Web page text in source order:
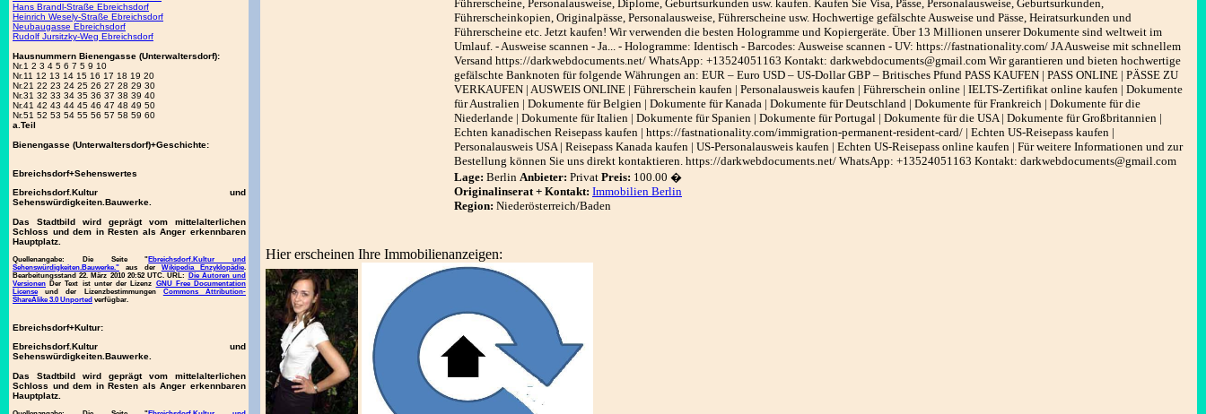
Hans Brandl-Straße Ebreichsdorf
Heinrich Wesely-Straße Ebreichsdorf
Neubaugasse Ebreichsdorf
Rudolf Jursitzky-Weg Ebreichsdorf
Hausnummern Bienengasse (Unterwaltersdorf):
Nr.1 2 3 4 5 6 7 5 9 10
Nr.11 12 13 14 15 16 17 18 19 20
Nr.21 22 23 24 25 26 27 28 29 30
Nr.31 32 33 34 35 36 37 38 39 40
Nr.41 42 43 44 45 46 47 48 49 50
Nr.51 52 53 54 55 56 57 58 59 60
a.Teil
Bienengasse (Unterwaltersdorf)+Geschichte:
Ebreichsdorf+Sehenswertes
Ebreichsdorf.Kultur und
Sehenswürdigkeiten.Bauwerke.
Das Stadtbild wird geprägt vom mittelalterlichen
Schloss und dem in Resten als Anger erkennbaren
Hauptplatz.
Quellenangabe: Die Seite "Ebreichsdorf.Kultur und
Sehenswürdigkeiten.Bauwerke." aus der Wikipedia Enzyklopädie.
Bearbeitungsstand 22. März 2010 20:52 UTC. URL:
Die Autoren und
Versionen Der Text ist unter der Lizenz GNU Free Documentation
Licenseund der Lizenzbestimmungen Commons Attribution-
ShareAlike 3.0 Unported verfügbar.
Ebreichsdorf+Kultur:
Ebreichsdorf.Kultur und
Sehenswürdigkeiten.Bauwerke.
Das Stadtbild wird geprägt vom mittelalterlichen
Schloss und dem in Resten als Anger erkennbaren
Hauptplatz.
Führerscheine, Personalausweise, Diplome, Geburtsurkunden usw. kaufen. Kaufen Sie Visa, Pässe, Personalausweise, Geburtsurkunden,
Führerscheinkopien, Originalpässe, Personalausweise, Führerscheine usw. Hochwertige gefälschte Ausweise und Pässe, Heiratsurkunden und
Führerscheine etc. Jetzt kaufen! Wir verwenden die besten Hologramme und Kopiergeräte. Über 13 Millionen unserer Dokumente sind weltweit im
Umlauf. - Ausweise scannen - Ja... - Hologramme: Identisch - Barcodes: Ausweise scannen - UV: https://fastnationality.com/ JA Ausweise mit schnellem
Versand https://darkwebdocuments.net/ WhatsApp: +13524051163 Kontakt: darkwebdocuments@gmail.com Wir garantieren und bieten hochwertige
gefälschte Banknoten für folgende Währungen an: EUR – Euro USD – US-Dollar GBP – Britisches Pfund PASS KAUFEN | PASS ONLINE | PÄSSE ZU
VERKAUFEN | AUSWEIS ONLINE | Führerschein kaufen | Personalausweis kaufen | Führerschein online | IELTS-Zertifikat online kaufen | Dokumente
für Australien | Dokumente für Belgien | Dokumente für Kanada | Dokumente für Deutschland | Dokumente für Frankreich | Dokumente für die
Niederlande | Dokumente für Italien | Dokumente für Spanien | Dokumente für Portugal | Dokumente für die USA | Dokumente für Großbritannien |
Echten kanadischen Reisepass kaufen | https://fastnationality.com/immigration-permanent-resident-card/ | Echten US-Reisepass kaufen |
Personalausweis USA | Reisepass Kanada kaufen | US-Personalausweis kaufen | Echten US-Reisepass online kaufen | Für weitere Informationen und zur
Bestellung können Sie uns direkt kontaktieren. https://darkwebdocuments.net/ WhatsApp: +13524051163 Kontakt: darkwebdocuments@gmail.com
Lage: Berlin Anbieter: Privat Preis: 100.00 �
Originalinserat + Kontakt: Immobilien Berlin
Region: Niederösterreich/Baden
Hier erscheinen Ihre Immobilienanzeigen: